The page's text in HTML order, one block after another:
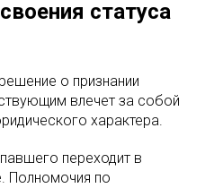
статуса
о признании
влечет за собой
характера.
переходит в
Полномочия по